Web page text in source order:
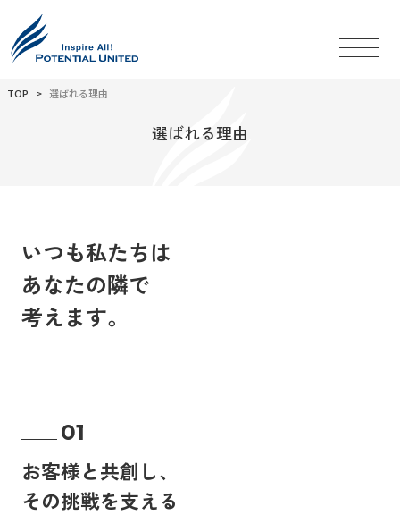
TOP 選ばれる理由
選ばれる理由
いつも私たちは
あなたの隣で
考えます。
01
お客様と共創し、
その挑戦を支える